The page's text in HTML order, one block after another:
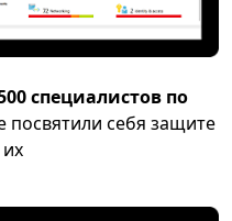
специалистов по
посвятили себя защите